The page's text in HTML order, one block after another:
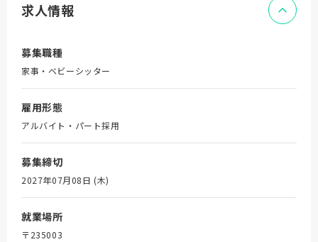
求人情報
募集職種
家事・ベビーシッター
雇用形態
アルバイト・パート採用
募集締切
2027年07月08日 (木)
就業場所
〒235003